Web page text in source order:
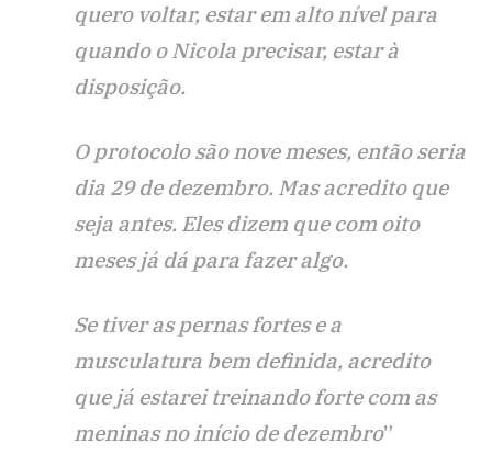
quero voltar, estar em alto nível para
quando o Nicola precisar, estar à
disposição.
O protocolo são nove meses, então seria
dia 29 de dezembro. Mas acredito que
seja antes. Eles dizem que com oito
meses já dá para fazer algo.
Se tiver as pernas fortes e a
musculatura bem definida, acredito
que já estarei treinando forte com as
meninas no início de dezembro”